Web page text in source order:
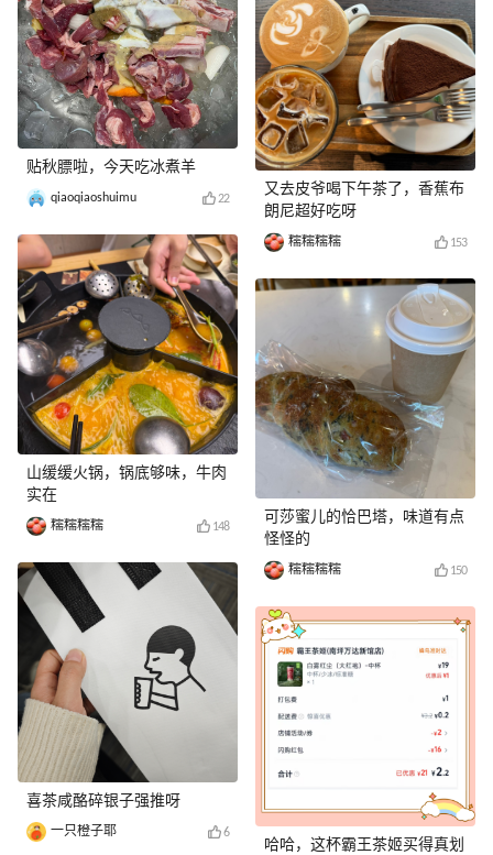
贴秋膘啦，今天吃冰煮羊
qiaoqiaoshuimu 22
山缓缓火锅，锅底够味，牛肉
实在
糯糯糯糯 148
喜茶咸酪碎银子强推呀
一只橙子耶 6
又去皮爷喝下午茶了，香蕉布
朗尼超好吃呀
糯糯糯糯 153
可莎蜜儿的恰巴塔，味道有点
怪怪的
糯糯糯糯 150
哈哈，这杯霸王茶姬买得真划